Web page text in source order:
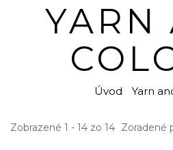
YARN
Úvod Yarn
Zobrazené 1 - 14 zo 14 Zoradené